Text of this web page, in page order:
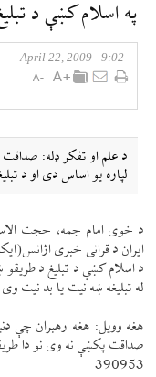
په اسلام كښې د
9:02 - April 22, 2009
د علم او تفكر ډله:
لپاره يو اساس دی او د
د خوی امام جمه، حجت
ايران د قرانی خبری
د اسلام كښې د تبليغ د
له تبليغه ښه نيت يا بد نيت
هغه وويل: هغه رهبران چې
صداقت پكښې نه وی نو دا
390953